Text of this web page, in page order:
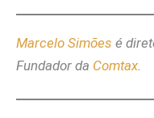
Marcelo Simões é
Fundador da Comtax